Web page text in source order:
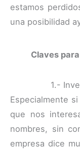
estamos
una posibilidad
Claves
1.-
Especialmente
que nos
nombres, sin
empresa dice